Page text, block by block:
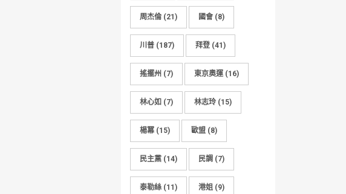
周杰倫 (21) 國會 (8)
川普 (187) 拜登 (41)
搖擺州 (7) 東京奧運(16)
林心如 (7) 林志玲 (15)
楊冪 (15) 歐盟 (8)
民主黨 (14) 民調 (7)
泰勒絲 (11) 港姐 (9)